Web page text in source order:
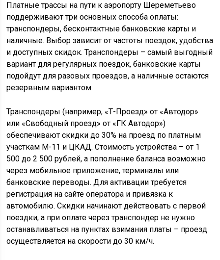
Платные трассы на пути к аэропорту Шереметьево
поддерживают три основных способа оплаты:
транспондеры, бесконтактные банковские карты и
наличные. Выбор зависит от частоты поездок, удобства
и доступных скидок. Транспондеры – самый выгодный
вариант для регулярных поездок, банковские карты
подойдут для разовых проездов, а наличные остаются
резервным вариантом.
Транспондеры (например, «Т-Проезд» от «Автодор»
или «Свободный проезд» от «ГК Автодор»)
обеспечивают скидки до 30% на проезд по платным
участкам М-11 и ЦКАД. Стоимость устройства – от 1
500 до 2 500 рублей, а пополнение баланса возможно
через мобильное приложение, терминалы или
банковские переводы. Для активации требуется
регистрация на сайте оператора и привязка к
автомобилю. Скидки начинают действовать с первой
поездки, а при оплате через транспондер не нужно
останавливаться на пунктах взимания платы – проезд
осуществляется на скорости до 30 км/ч.